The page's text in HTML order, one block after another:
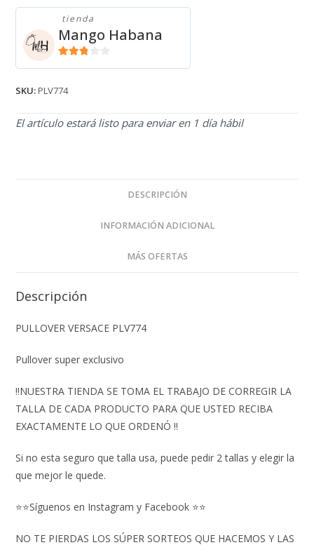
cantidad
tienda
Mango Habana
SKU:PLV774
El artículo estará listo para enviar en 1 día hábil
DESCRIPCIÓN
INFORMACIÓN ADICIONAL
MÁS OFERTAS
Descripción
PULLOVER VERSACE PLV774
Pullover super exclusivo
‼️NUESTRA TIENDA SE TOMA EL TRABAJO DE CORREGIR LA
TALLA DE CADA PRODUCTO PARA QUE USTED RECIBA
EXACTAMENTE LO QUE ORDENÓ ‼️
Si no esta seguro que talla usa, puede pedir 2 tallas y elegir la
que mejor le quede.
⭐⭐Síguenos en Instagram y Facebook ⭐⭐
NO TE PIERDAS LOS SÚPER SORTEOS QUE HACEMOS Y LAS